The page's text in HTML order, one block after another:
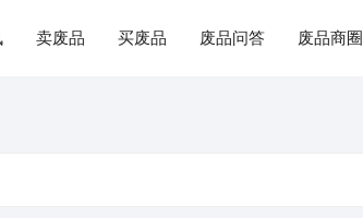
卖废品 买废品 废品问答 废品商圈